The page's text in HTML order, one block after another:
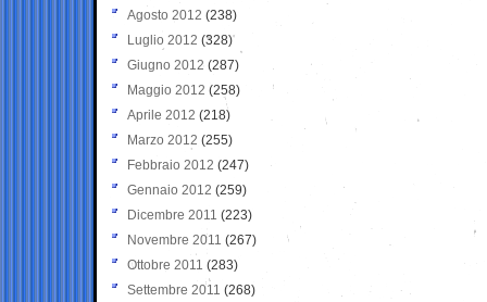
Agosto 2012 (238)
Luglio 2012 (328)
Giugno 2012 (287)
Maggio 2012 (258)
Aprile 2012 (218)
Marzo 2012 (255)
Febbraio 2012 (247)
Gennaio 2012 (259)
Dicembre 2011 (223)
Novembre 2011 (267)
Ottobre 2011 (283)
Settembre 2011 (268)